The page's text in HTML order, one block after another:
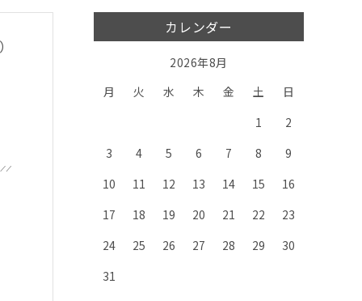
カレンダー
2026年8月
月
火 水 木 金 土 日
1
2
3
4 5 6 7 8
9
10
11 12 13 14 15
16
17
18 19 20 21 22
23
24
25 26 27 28 29
30
31